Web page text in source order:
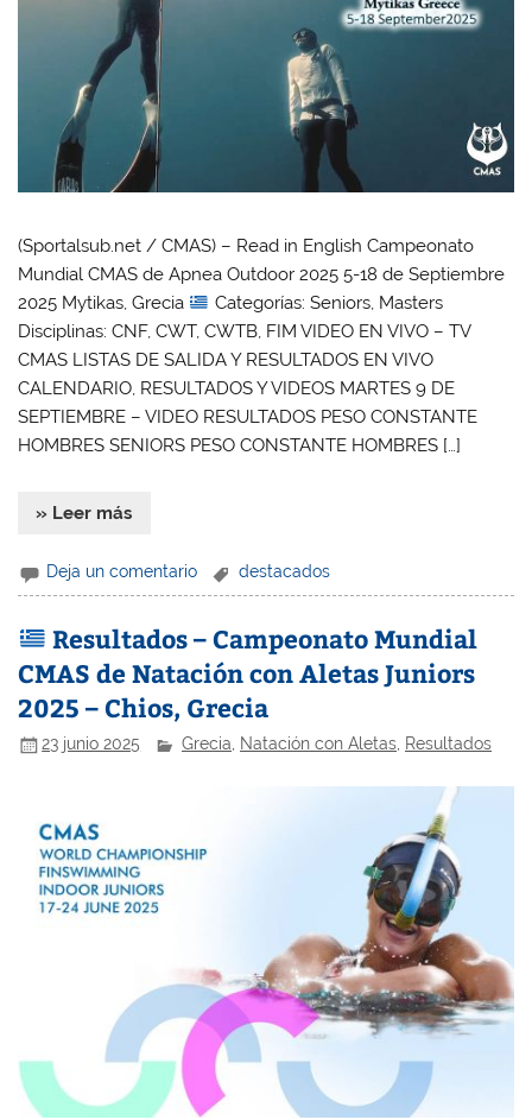
(Sportalsub.net / CMAS) – Read in English Campeonato
Mundial CMAS de Apnea Outdoor 2025 5-18 de Septiembre
2025 Mytikas, Grecia
Categorías: Seniors, Masters
Disciplinas: CNF, CWT, CWTB, FIM VIDEO EN VIVO – TV
CMAS LISTAS DE SALIDA Y RESULTADOS EN VIVO
CALENDARIO, RESULTADOS Y VIDEOS MARTES 9 DE
SEPTIEMBRE – VIDEO RESULTADOS PESO CONSTANTE
HOMBRES SENIORS PESO CONSTANTE HOMBRES […]
» Leer más
Deja un comentario destacados
Resultados – Campeonato Mundial
CMAS de Natación con Aletas Juniors
2025 – Chios, Grecia
23 junio 2025 Grecia, Natación con Aletas, Resultados